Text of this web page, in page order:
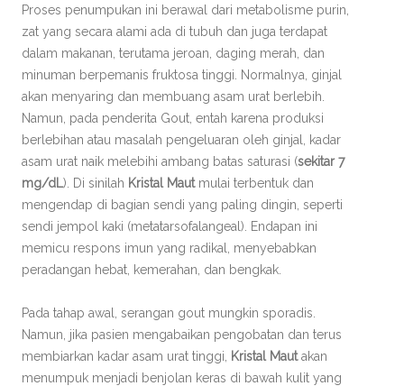
Proses penumpukan ini berawal dari metabolisme purin,
zat yang secara alami ada di tubuh dan juga terdapat
dalam makanan, terutama jeroan, daging merah, dan
minuman berpemanis fruktosa tinggi. Normalnya, ginjal
akan menyaring dan membuang asam urat berlebih.
Namun, pada penderita Gout, entah karena produksi
berlebihan atau masalah pengeluaran oleh ginjal, kadar
asam urat naik melebihi ambang batas saturasi (sekitar 7
mg/dL). Di sinilah Kristal Mautmulai terbentuk dan
mengendap di bagian sendi yang paling dingin, seperti
sendi jempol kaki (metatarsofalangeal). Endapan ini
memicu respons imun yang radikal, menyebabkan
peradangan hebat, kemerahan, dan bengkak.
Pada tahap awal, serangan gout mungkin sporadis.
Namun, jika pasien mengabaikan pengobatan dan terus
membiarkan kadar asam urat tinggi,
Kristal Mautakan
menumpuk menjadi benjolan keras di bawah kulit yang